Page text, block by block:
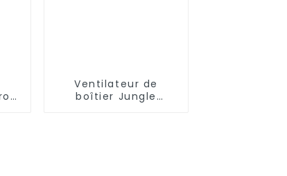
Ventilateur de
boîtier Jungle